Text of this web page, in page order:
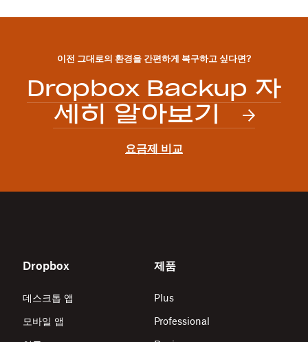
이전 그대로의 환경을 간편하게 복구하고 싶다면?
Dropbox Backup 자
세히 알아보기
요금제 비교
Dropbox
데스크톱 앱
모바일 앱
제품
Plus
Professional